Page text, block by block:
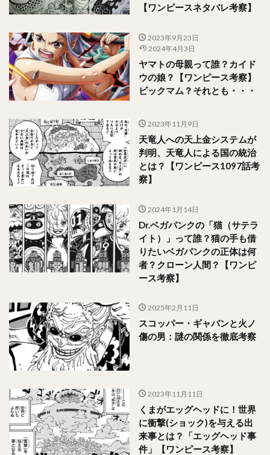
【ワンピースネタバレ考察】
2023年9月23日
2024年4月3日
ヤマトの母親って誰？カイド
ウの娘？【ワンピース考察】
ビックマム？それとも・・・
2023年11月9日
天竜人への天上金システムが
判明、天竜人による国の統治
とは？【ワンピース1097話考
察】
2024年1月14日
Dr.ベガパンクの「猫（サテラ
イト）」って誰？猫の手も借
りたいベガパンクの正体は何
者？クローン人間？【ワンピ
ース考察】
2025年2月11日
スコッパー・ギャバンと火ノ
傷の男：謎の関係を徹底考察
2023年11月11日
くまがエッグヘッドに！世界
に衝撃(ショック)を与える出
来事とは？「エッグヘッド事
件」【ワンピース考察】